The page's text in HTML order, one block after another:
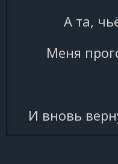
А та,
Меня
И вновь